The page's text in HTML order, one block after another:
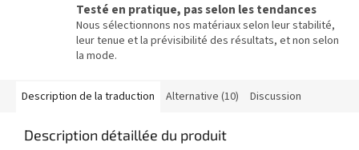
Testé en pratique, pas selon les tendances
Nous sélectionnons nos matériaux selon leur stabilité,
leur tenue et la prévisibilité des résultats, et non selon
la mode.
Description de la traduction Alternative (10) Discussion
Description détaillée du produit